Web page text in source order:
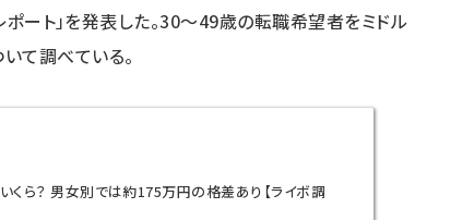
ート」を発表した。30～49歳の転職希望者をミドル
て調べている。
くら？ 男女別では約175万円の格差あり【ライボ調